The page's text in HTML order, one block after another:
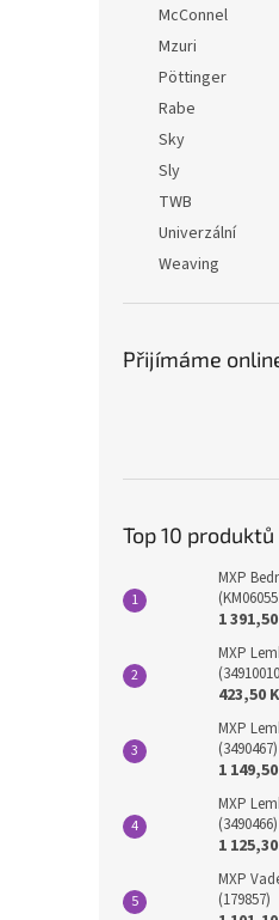
McConnel
Mzuri
Pöttinger
Rabe
Sky
Sly
TWB
Univerzální
Weaving
Přijímáme
Top 10 produktů
MXP
1
MXP
423,50
MXP
(3490467)
1
MXP
(3490466)
1
MXP
(179857)